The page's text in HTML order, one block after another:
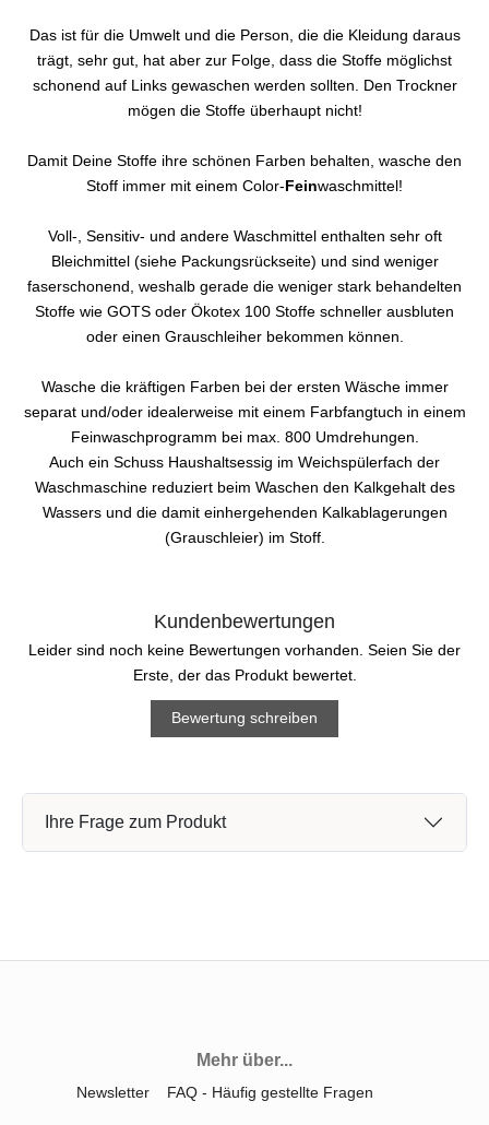
Das ist für die Umwelt und die Person, die die Kleidung daraus
trägt, sehr gut, hat aber zur Folge, dass die Stoffe möglichst
schonend auf Links gewaschen werden sollten. Den Trockner
mögen die Stoffe überhaupt nicht!
Damit Deine Stoffe ihre schönen Farben behalten, wasche den
Stoff immer mit einem Color-Feinwaschmittel!
Voll-, Sensitiv- und andere Waschmittel enthalten sehr oft
Bleichmittel (siehe Packungsrückseite) und sind weniger
faserschonend, weshalb gerade die weniger stark behandelten
Stoffe wie GOTS oder Ökotex 100 Stoffe schneller ausbluten
oder einen Grauschleiher bekommen können.
Wasche die kräftigen Farben bei der ersten Wäsche immer
separat und/oder idealerweise mit einem Farbfangtuch in einem
Feinwaschprogramm bei max. 800 Umdrehungen.
Auch ein Schuss Haushaltsessig im Weichspülerfach der
Waschmaschine reduziert beim Waschen den Kalkgehalt des
Wassers und die damit einhergehenden Kalkablagerungen
(Grauschleier) im Stoff.
Kundenbewertungen
Leider sind noch keine Bewertungen vorhanden. Seien Sie der
Erste, der das Produkt bewertet.
Bewertung schreiben
Ihre Frage zum Produkt
Mehr über...
Newsletter FAQ - Häufig gestellte Fragen